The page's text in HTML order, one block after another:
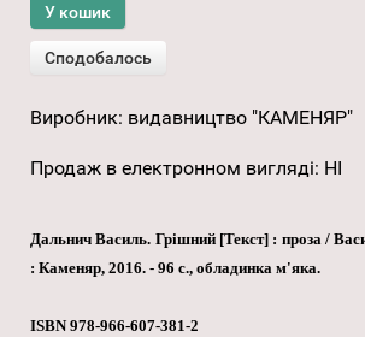
Виробник: видавництво "КАМЕНЯР"
Продаж в електронном вигляді: НІ
Дальнич Василь. Грішний [Текст] : проза /
: Каменяр, 2016. - 96 с., обладинка м'яка.
ISBN 978-966-607-381-2